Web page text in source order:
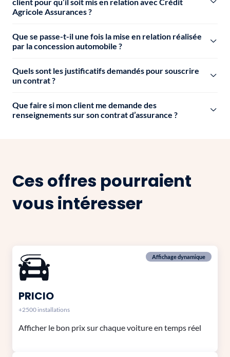
Agricole Assurances ?
Que se passe-t-il une fois la mise en relation réalisée
par la concession automobile ?
Quels sont les justificatifs demandés pour souscrire
un contrat ?
Que faire si mon client me demande des
renseignements sur son contrat d’assurance ?
Ces offres pourraient
vous intéresser
Affichage dynamique
PRICIO
+2500 installations
Afficher le bon prix sur chaque voiture en temps réel